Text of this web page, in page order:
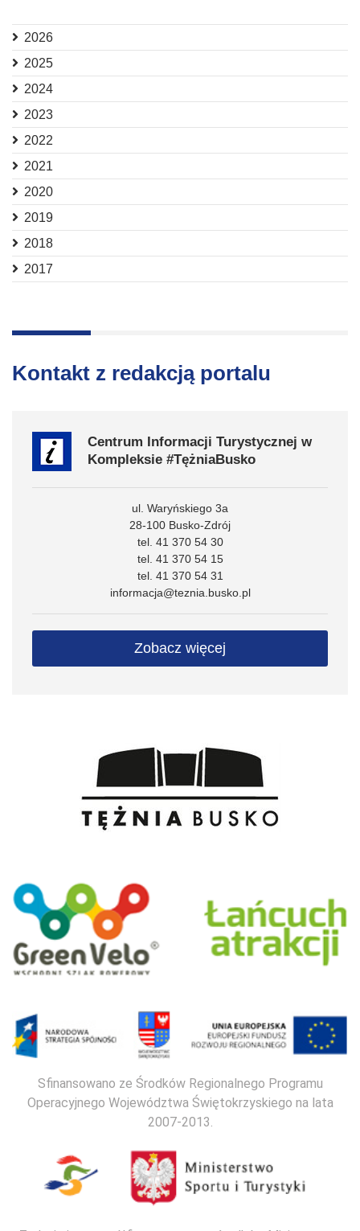
2026
2025
2024
2023
2022
2021
2020
2019
2018
2017
Kontakt z redakcją portalu
Centrum Informacji Turystycznej w
Kompleksie #TężniaBusko
ul. Waryńskiego 3a
28-100 Busko-Zdrój
tel. 41 370 54 30
tel. 41 370 54 15
tel. 41 370 54 31
informacja@teznia.busko.pl
Zobacz więcej
Sfinansowano ze Środków Regionalnego Programu
Operacyjnego Województwa Świętokrzyskiego na lata
2007-2013.